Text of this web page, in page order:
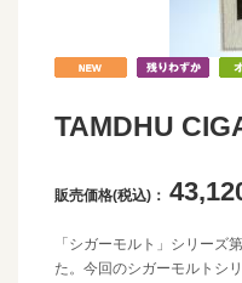
TAMDHU
販売価格(税込)：
「シガーモルト」シリーズ
た。今回のシガーモルトシ